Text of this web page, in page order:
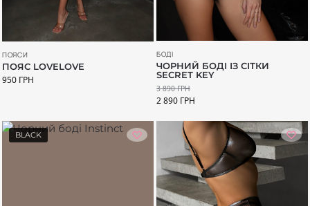
ПОЯСИ
ПОЯС LOVELOVE
950 ГРН
БОДІ
ЧОРНИЙ БОДІ ІЗ СІТКИ
SECRET KEY
3 890ГРН
2 890 ГРН
BLACK